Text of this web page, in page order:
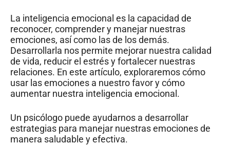
La inteligencia emocional es la capacidad de
reconocer, comprender y manejar nuestras
emociones, así como las de los demás.
Desarrollarla nos permite mejorar nuestra calidad
de vida, reducir el estrés y fortalecer nuestras
relaciones. En este artículo, exploraremos cómo
usar las emociones a nuestro favor y cómo
aumentar nuestra inteligencia emocional.
Un psicólogo puede ayudarnos a desarrollar
estrategias para manejar nuestras emociones de
manera saludable y efectiva.